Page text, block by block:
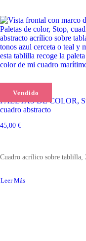
Vendido
PALETAS DE COLOR,
cuadro abstracto
45,00 €
Cuadro acrílico sobre tablilla,
Leer Más